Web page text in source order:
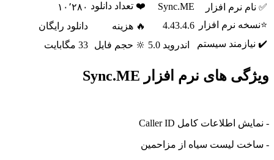
✅ نام نرم افزار
Sync.ME ❤️ تعداد دانلود ۱۰٬۲۸۰
⭐نسخه نرم افزار
4.43.4.6 🔥 هزینه
دانلود رایگان
✔️ نیازمند سیستم
اندروید 5.0 🔆 حجم فایل 33 مگابایت
ویژگی های نرم افزار Sync.ME
- نمایش اطلاعات کامل Caller ID
- ساخت لیست سیاه از مزاحمین